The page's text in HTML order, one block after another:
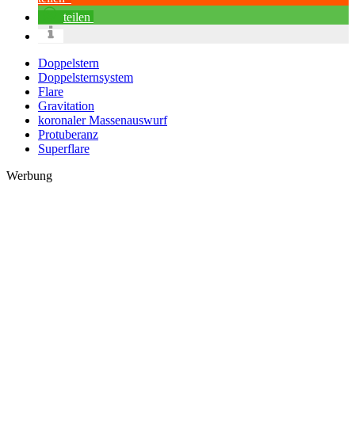
teilen
Doppelstern
Doppelsternsystem
Flare
Gravitation
koronaler Massenauswurf
Protuberanz
Superflare
Werbung